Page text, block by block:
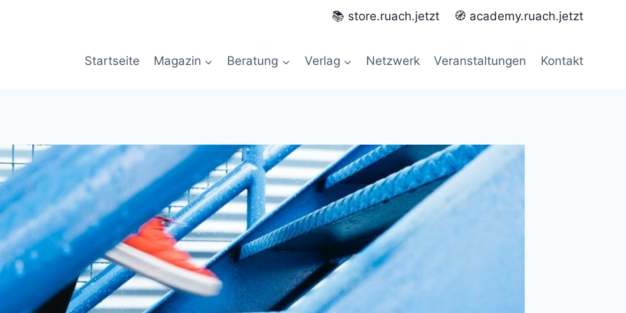
📚 store.ruach.jetzt 🧭 academy.ruach.jetzt
Startseite Magazin Beratung Verlag Netzwerk Veranstaltungen Kontakt